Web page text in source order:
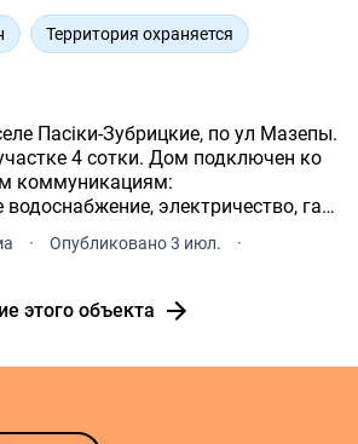
Территория охраняется
Пасiки-Зубрицкие, по ул Мазепы.
4 сотки. Дом подключен ко
коммуникациям:
электричество, газ,
канализация.
· Опубликовано 3 июл.
·
этого объекта